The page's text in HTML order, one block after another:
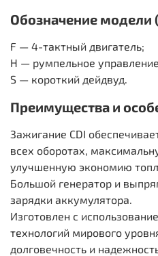
Обозначение модели
F — 4-тактный двигатель;
H — румпельное
S — короткий дейдвуд.
Преимущества и
Зажигание CDI
всех оборотах,
улучшенную экономию
Большой генератор и
зарядки аккумулятора.
Изготовлен с
технологий мирового
долговечность и